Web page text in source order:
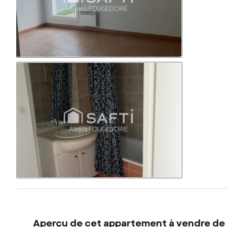
Aperçu de cet appartement à vendre de